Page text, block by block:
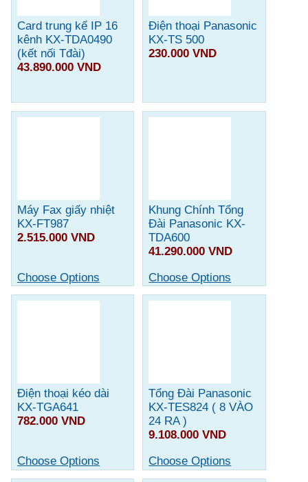
Card trung kế IP 16
kênh KX-TDA0490
(kết nối Tđài)
43.890.000 VND
Điện thoại Panasonic
KX-TS 500
230.000 VND
Máy Fax giấy nhiệt
KX-FT987
2.515.000 VND
Choose Options
Khung Chính Tổng
Đài Panasonic KX-
TDA600
41.290.000 VND
Choose Options
Điện thoại kéo dài
KX-TGA641
782.000 VND
Choose Options
Tổng Đài Panasonic
KX-TES824 ( 8 VÀO
24 RA )
9.108.000 VND
Choose Options